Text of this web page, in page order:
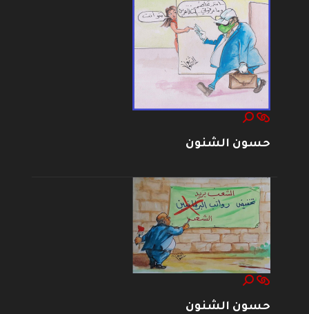
حسون الشنون
حسون الشنون